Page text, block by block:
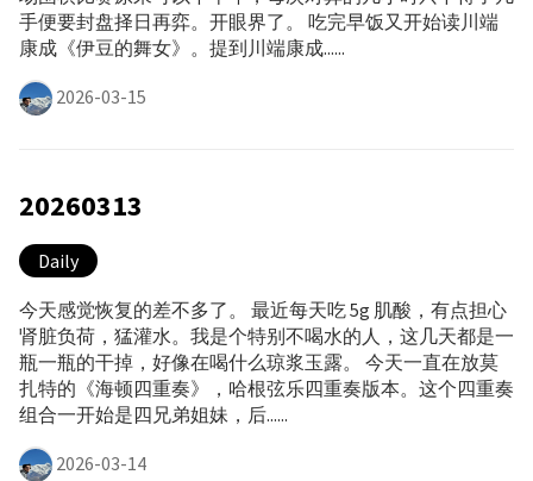
手便要封盘择日再弈。开眼界了。 吃完早饭又开始读川端
康成《伊豆的舞女》。提到川端康成......
2026-03-15
20260313
Daily
今天感觉恢复的差不多了。 最近每天吃 5g 肌酸，有点担心
肾脏负荷，猛灌水。我是个特别不喝水的人，这几天都是一
瓶一瓶的干掉，好像在喝什么琼浆玉露。 今天一直在放莫
扎特的《海顿四重奏》，哈根弦乐四重奏版本。这个四重奏
组合一开始是四兄弟姐妹，后......
2026-03-14